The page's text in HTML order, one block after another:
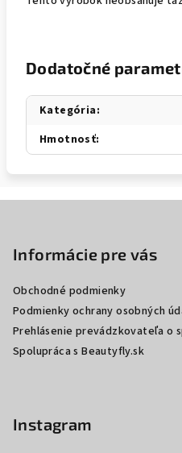
Dodatočné
Kategória:
Hmotnosť:
Informácie pre vás
Obchodné podmienky
Podmienky ochrany osobných
Prehlásenie prevádzkovateľa o
Spolupráca s Beautyfly.sk
Instagram